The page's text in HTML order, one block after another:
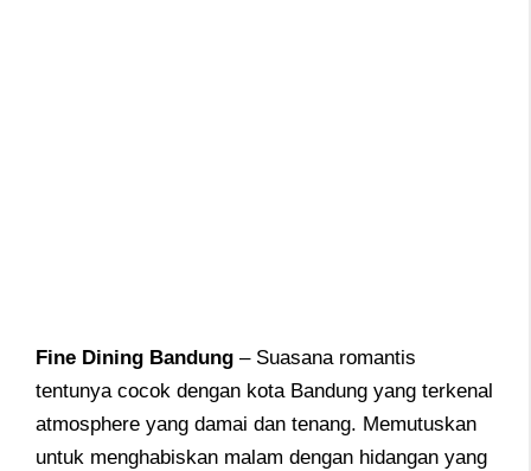
Fine Dining Bandung – Suasana romantis
tentunya cocok dengan kota Bandung yang terkenal
atmosphere yang damai dan tenang. Memutuskan
untuk menghabiskan malam dengan hidangan yang